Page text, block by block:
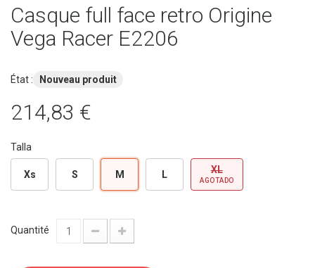
Casque full face retro Origine
Vega Racer E2206
État : Nouveau produit
214,83 €
Talla
Xs S M L XL
AGOTADO
Quantité